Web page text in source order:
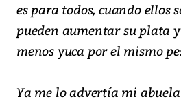
es para todos, cuando ellos
pueden aumentar su plata
menos yuca por el mismo
Ya me lo advertía mi